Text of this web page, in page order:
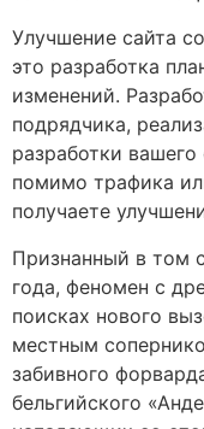
Улучшение сайта
это разработка
изменений.
подрядчика,
разработки
помимо трафика
получаете
Признанный в том
года, феномен с
поисках нового
местным
забивного
бельгийского